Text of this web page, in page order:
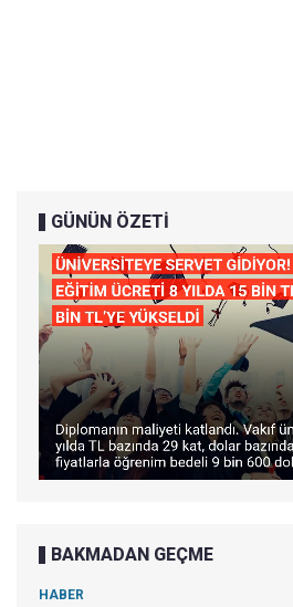
GÜNÜN ÖZETİ
BAKMADAN GEÇME
HABER